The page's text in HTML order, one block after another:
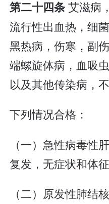
第二十四条艾滋病
流行性出血热，细
黑热病，伤寒，副
端螺旋体病，血吸
以及其他传染病，不
下列情况合格：
（一）急性病毒性
复发，无症状和体
（二）原发性肺结